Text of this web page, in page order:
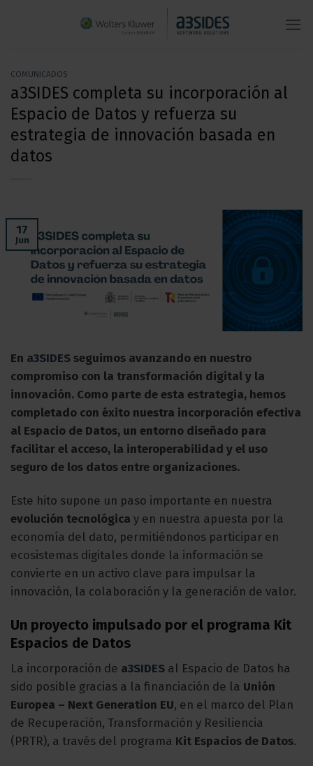
COMUNICADOS
a3SIDES completa su incorporación al
Espacio de Datos y refuerza su
estrategia de innovación basada en
datos
17
Jun
En a3SIDES seguimos avanzando en nuestro
compromiso con la transformación digital y la
innovación. Como parte de esta estrategia, hemos
completado con éxito nuestra incorporación efectiva
al Espacio de Datos, un entorno diseñado para
facilitar el acceso, la interoperabilidad y el uso
seguro de los datos entre organizaciones.
Este hito supone un paso importante en nuestra
evolución tecnológica y en nuestra apuesta por la
economía del dato, permitiéndonos participar en
ecosistemas digitales donde la información se
convierte en un activo clave para impulsar la
innovación, la colaboración y la generación de valor.
Un proyecto impulsado por el programa Kit
Espacios de Datos
La incorporación de a3SIDES al Espacio de Datos ha
sido posible gracias a la financiación de la Unión
Europea – Next Generation EU, en el marco del Plan
de Recuperación, Transformación y Resiliencia
(PRTR), a través del programa Kit Espacios de Datos.